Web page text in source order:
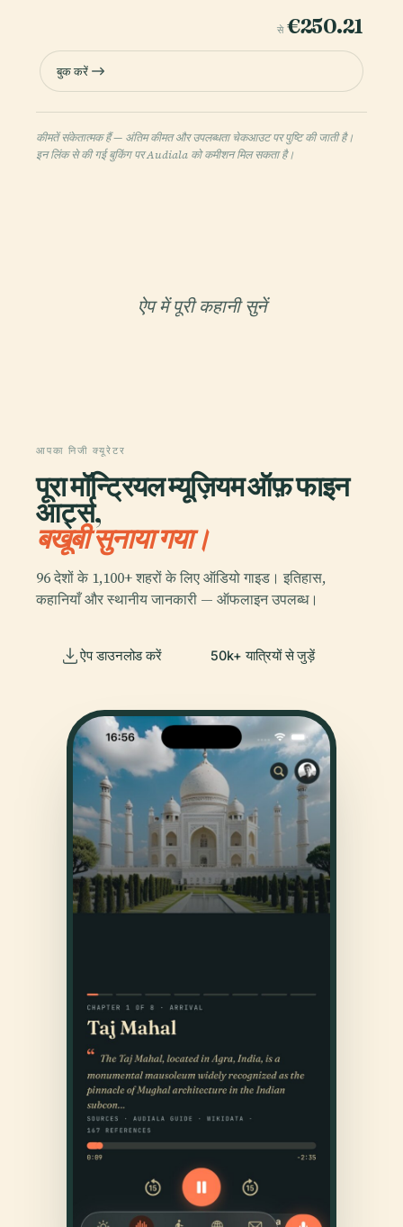
से €250.21
बुक करें
कीमतें संकेतात्मक हैं — अंतिम कीमत और उपलब्धता चेकआउट पर पुष्टि की जाती है।
इन लिंक से की गई बुकिंग पर Audiala को कमीशन मिल सकता है।
ऐप में पूरी कहानी सुनें
आपका निजी क्यूरेटर
पूरा मॉन्ट्रियल म्यूज़ियम ऑफ़ फाइन
आर्ट्स,
बखूबी सुनाया गया।
96 देशों के 1,100+ शहरों के लिए ऑडियो गाइड। इतिहास,
कहानियाँ और स्थानीय जानकारी — ऑफलाइन उपलब्ध।
ऐप डाउनलोड करें 50k+ यात्रियों से जुड़ें